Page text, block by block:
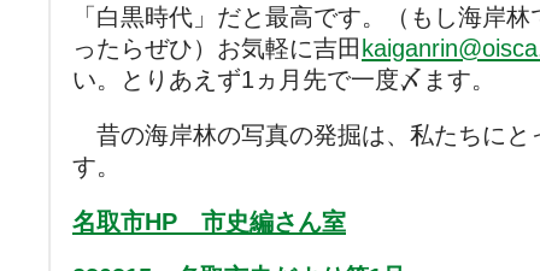
「白黒時代」だと最高です。（もし海岸
ったらぜひ）お気軽に吉田
い。とりあえず1ヵ月先で一度〆ます。
昔の海岸林の写真の発掘は、私たちにと
す。
名取市HP 市史編さん室